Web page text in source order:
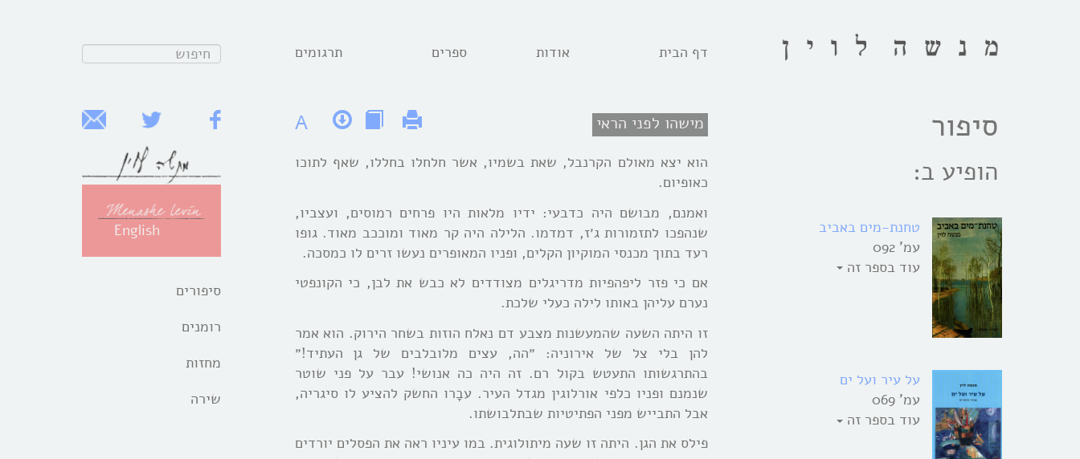
דף הבית אודות ספרים תרגומים חפש:
סיפור
הופיע ב:
טחנת-מים באביב
עמ' 092
עוד בספר זה
על עיר ועל ים
עמ' 069
עוד בספר זה
מישהו לפני הראי A
הוא יצא מאולם הקרנבל, שאת בשמיו, אשר חלחלו בחללו, שאף לתוכו
כאופיום.
ואמנם, מבושם היה כדבעי: ידיו מלאות היו פרחים רמוסים, ועצביו,
שנהפכו לתזמורות ג׳ז, דמדמו. הלילה היה קר מאוד ומוככב מאוד. גופו
רעד בתוך מכנסי המוקיון הקלים, ופניו המאופרים נעשו זרים לו כמסכה.
אם כי פזר ליפהפיות מדריגלים מצודדים לא כבש את לבן, כי הקונפטי
נערם עליהן באותו לילה כעלי שלכת.
זו היתה השעה שהמעשנות מצבע דם נאלח הוזות בשחר הירוק. הוא אמר
להן בלי צל של אירוניה: ״הה, עצים מלובלבים של גן העתיד!״
בהתרגשותו התעטש בקול רם. זה היה כה אנושי! עבר על פני שוטר
שנמנם ופניו כלפי אורלוגין מגדל העיר. עבָרו החשק להציע לו סיגריה,
אבל התבייש מפני הפתיטיות שבתלבושתו.
פילס את הגן. היתה זו שעה מיתולוגית. במו עיניו ראה את הפסלים יורדים
English
סיפורים
רומנים
מחזות
שירה